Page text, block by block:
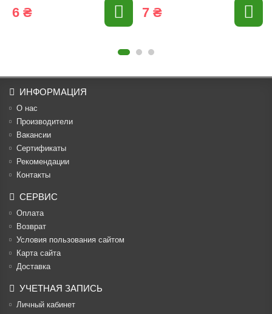
6 ₴ 7 ₴
ИНФОРМАЦИЯ
О нас
Производители
Вакансии
Cертификаты
Рекомендации
Контакты
СЕРВИС
Оплата
Возврат
Условия пользования сайтом
Карта сайта
Доставка
УЧЕТНАЯ ЗАПИСЬ
Личный кабинет